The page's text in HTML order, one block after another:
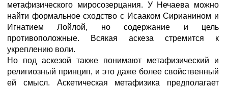
метафизического миросозерцания. У Нечаева можно
найти формальное сходство с Исааком Сирианином и
Игнатием Лойлой, но содержание и цель
противоположные. Всякая аскеза стремится к
укреплению воли.
Но под аскезой также понимают метафизический и
религиозный принцип, и это даже более свойственный
ей смысл. Аскетическая метафизика предполагает